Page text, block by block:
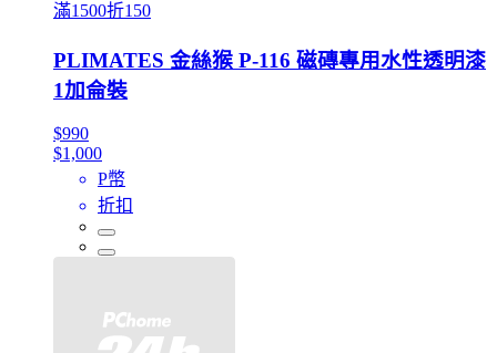
滿1500折150
PLIMATES 金絲猴 P-116 磁磚專用水性透明漆
1加侖裝
$990
$1,000
P幣
折扣